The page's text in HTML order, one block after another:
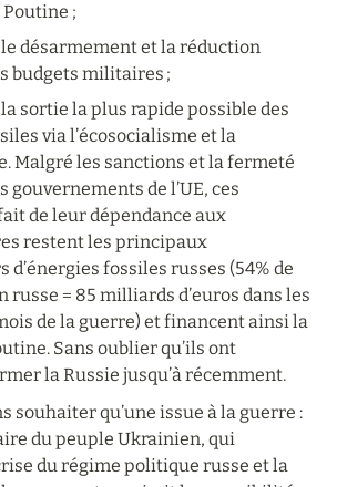
;
désarmement et la réduction
budgets militaires ;
sortie la plus rapide possible des
via l’écosocialisme et la
Malgré les sanctions et la fermeté
gouvernements de l’UE, ces
de leur dépendance aux
restent les principaux
fossiles russes (54% de
= 85 milliards d’euros dans les
de la guerre) et financent ainsi la
Sans oublier qu’ils ont
la Russie jusqu’à récemment.
souhaiter qu’une issue à la guerre :
du peuple Ukrainien, qui
du régime politique russe et la